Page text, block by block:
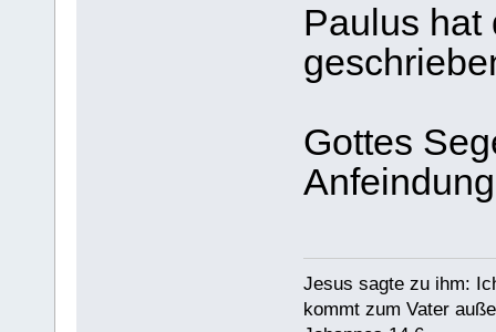
Paulus hat
Gottes
Jesus sagte zu ihm:
kommt zum Vater